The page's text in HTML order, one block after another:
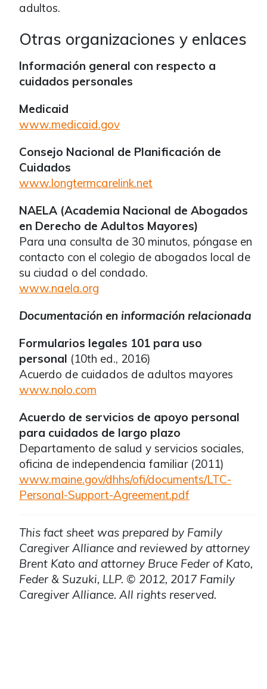
adultos.
Otras organizaciones y enlaces
Información general con respecto a
cuidados personales
Medicaid
www.medicaid.gov
Consejo Nacional de Planificación de
Cuidados
www.longtermcarelink.net
NAELA (Academia Nacional de Abogados
en Derecho de Adultos Mayores)
Para una consulta de 30 minutos, póngase en
contacto con el colegio de abogados local de
su ciudad o del condado.
www.naela.org
Documentación en información relacionada
Formularios legales 101 para uso
personal (10th ed., 2016)
Acuerdo de cuidados de adultos mayores
www.nolo.com
Acuerdo de servicios de apoyo personal
para cuidados de largo plazo
Departamento de salud y servicios sociales,
oficina de independencia familiar (2011)
www.maine.gov/dhhs/ofi/documents/LTC-
Personal-Support-Agreement.pdf
This fact sheet was prepared by Family
Caregiver Alliance and reviewed by attorney
Brent Kato and attorney Bruce Feder of Kato,
Feder & Suzuki, LLP. © 2012, 2017 Family
Caregiver Alliance. All rights reserved.